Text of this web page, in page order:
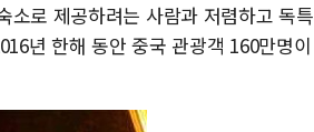
소로 제공하려는 사람과 저렴하고 독특
년 한해 동안 중국 관광객 160만명이